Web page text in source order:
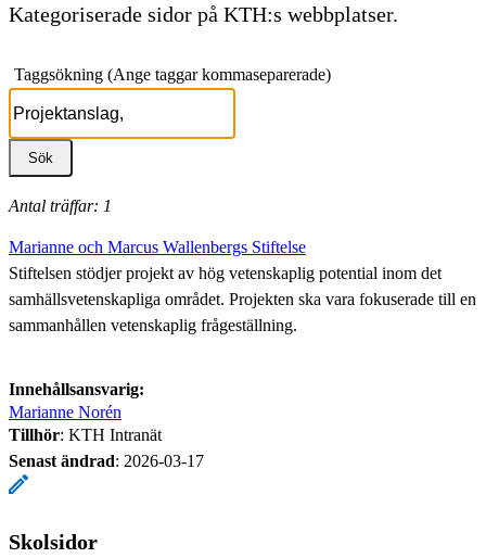
Kategoriserade sidor på KTH:s webbplatser.
Taggsökning (Ange taggar kommaseparerade)
Antal träffar: 1
Marianne och Marcus Wallenbergs Stiftelse
Stiftelsen stödjer projekt av hög vetenskaplig potential inom det
samhällsvetenskapliga området. Projekten ska vara fokuserade till en
sammanhållen vetenskaplig frågeställning.
Innehållsansvarig:
Marianne Norén
Tillhör: KTH Intranät
Senast ändrad: 2026-03-17
Skolsidor